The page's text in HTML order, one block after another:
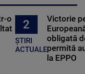
o
2
ȘTIRI
ACTUALE
Victorie
obligată
permită
la EPPO